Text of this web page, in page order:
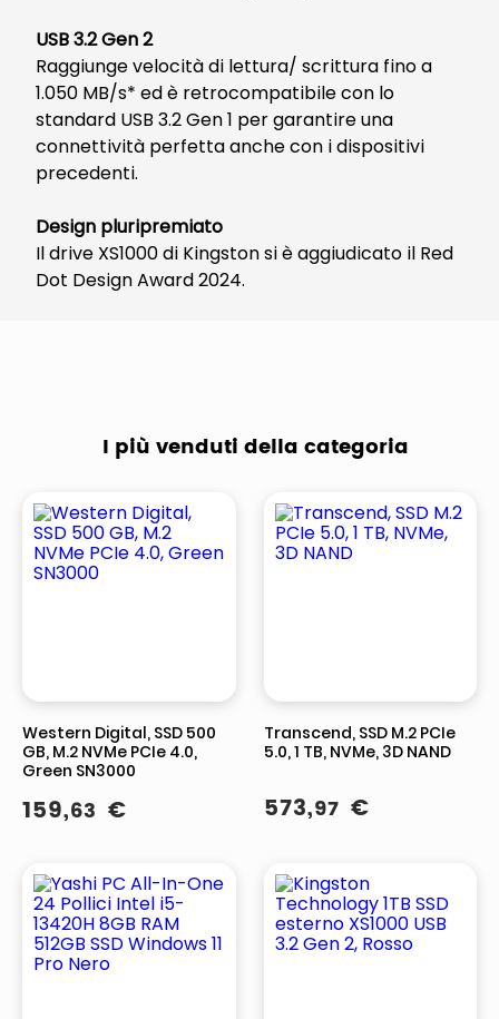
USB 3.2 Gen 2
Raggiunge velocità di lettura/ scrittura fino a
1.050 MB/s* ed è retrocompatibile con lo
standard USB 3.2 Gen 1 per garantire una
connettività perfetta anche con i dispositivi
precedenti.
Design pluripremiato
Il drive XS1000 di Kingston si è aggiudicato il Red
Dot Design Award 2024.
I più venduti della categoria
Western Digital, SSD 500
GB, M.2 NVMe PCIe 4.0,
Green SN3000
159,63 €
Transcend, SSD M.2 PCIe
5.0, 1 TB, NVMe, 3D NAND
573,97 €